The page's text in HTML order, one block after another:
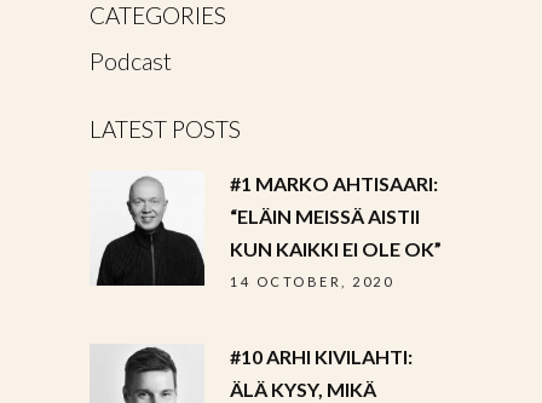
CATEGORIES
Podcast
LATEST POSTS
#1 MARKO AHTISAARI:
“ELÄIN MEISSÄ AISTII
KUN KAIKKI EI OLE OK”
14 OCTOBER, 2020
#10 ARHI KIVILAHTI:
ÄLÄ KYSY, MIKÄ